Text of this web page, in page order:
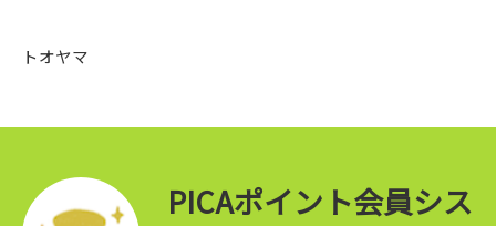
トオヤマ
PICAポイント会員シス